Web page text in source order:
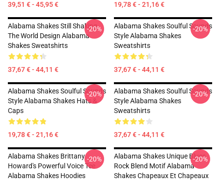
39,51 € - 45,95 € 19,78 € - 21,16 €
Alabama Shakes Still Shaking
The World Design Alabama
Shakes Sweatshirts
37,67 € - 44,11 €
-20%
Alabama Shakes Soulful Sounds
Style Alabama Shakes
Sweatshirts
37,67 € - 44,11 €
-20%
Alabama Shakes Soulful Sounds
Style Alabama Shakes Hats &
Caps
19,78 € - 21,16 €
-20%
Alabama Shakes Soulful Sounds
Style Alabama Shakes
Sweatshirts
37,67 € - 44,11 €
-20%
Alabama Shakes Brittany
Howard's Powerful Voice Tee
Alabama Shakes Hoodies
-20%
Alabama Shakes Unique Blues
Rock Blend Motif Alabama
Shakes Chapeaux Et Chapeaux
-20%